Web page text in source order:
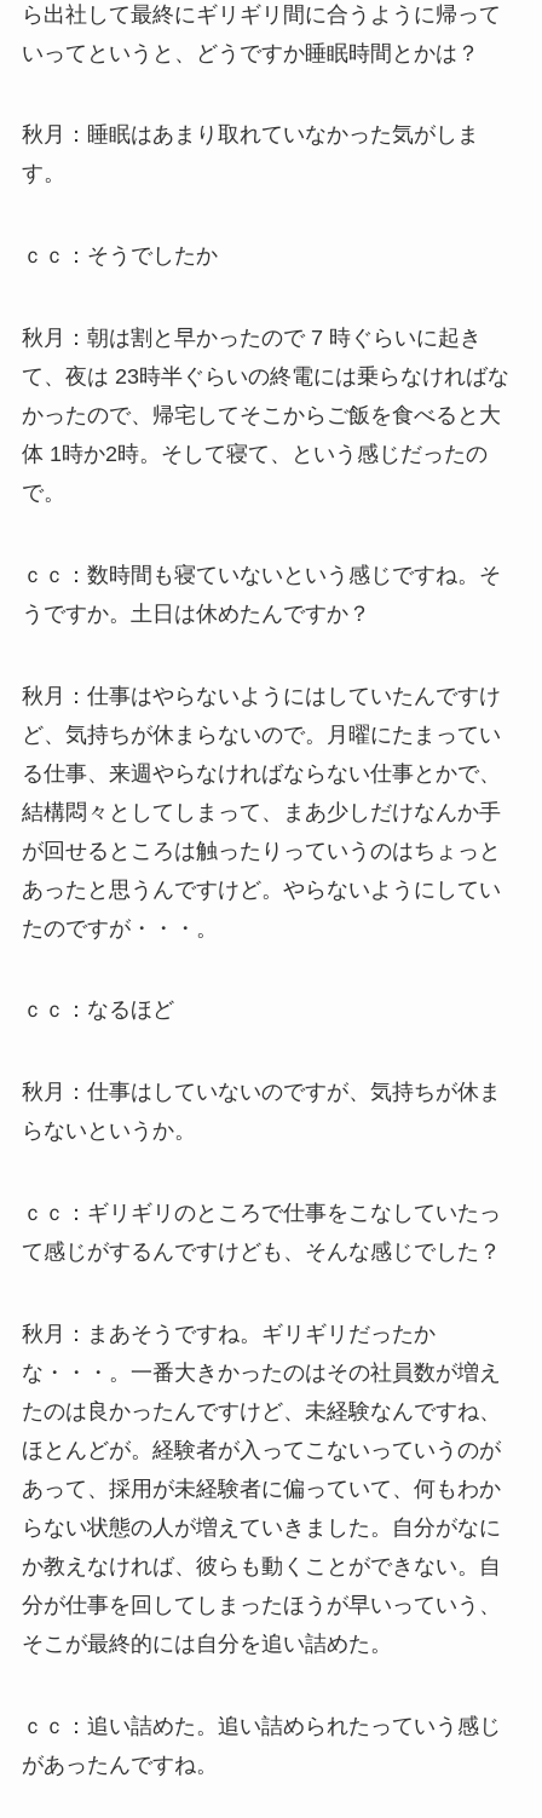
ら出社して最終にギリギリ間に合うように帰って
いってというと、どうですか睡眠時間とかは？
秋月：睡眠はあまり取れていなかった気がしま
す。
ｃｃ：そうでしたか
秋月：朝は割と早かったので 7 時ぐらいに起き
て、夜は 23時半ぐらいの終電には乗らなければな
かったので、帰宅してそこからご飯を食べると大
体 1時か2時。そして寝て、という感じだったの
で。
ｃｃ：数時間も寝ていないという感じですね。そ
うですか。土日は休めたんですか？
秋月：仕事はやらないようにはしていたんですけ
ど、気持ちが休まらないので。月曜にたまってい
る仕事、来週やらなければならない仕事とかで、
結構悶々としてしまって、まあ少しだけなんか手
が回せるところは触ったりっていうのはちょっと
あったと思うんですけど。やらないようにしてい
たのですが・・・。
ｃｃ：なるほど
秋月：仕事はしていないのですが、気持ちが休ま
らないというか。
ｃｃ：ギリギリのところで仕事をこなしていたっ
て感じがするんですけども、そんな感じでした？
秋月：まあそうですね。ギリギリだったか
な・・・。一番大きかったのはその社員数が増え
たのは良かったんですけど、未経験なんですね、
ほとんどが。経験者が入ってこないっていうのが
あって、採用が未経験者に偏っていて、何もわか
らない状態の人が増えていきました。自分がなに
か教えなければ、彼らも動くことができない。自
分が仕事を回してしまったほうが早いっていう、
そこが最終的には自分を追い詰めた。
ｃｃ：追い詰めた。追い詰められたっていう感じ
があったんですね。